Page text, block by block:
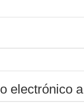
electrónico a